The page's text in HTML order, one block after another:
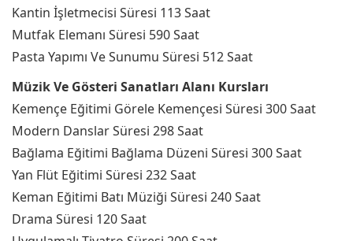
Kantin İşletmecisi Süresi 113 Saat
Mutfak Elemanı Süresi 590 Saat
Pasta Yapımı Ve Sunumu Süresi 512 Saat
Müzik Ve Gösteri Sanatları Alanı Kursları
Kemençe Eğitimi Görele Kemençesi Süresi 300 Saat
Modern Danslar Süresi 298 Saat
Bağlama Eğitimi Bağlama Düzeni Süresi 300 Saat
Yan Flüt Eğitimi Süresi 232 Saat
Keman Eğitimi Batı Müziği Süresi 240 Saat
Drama Süresi 120 Saat